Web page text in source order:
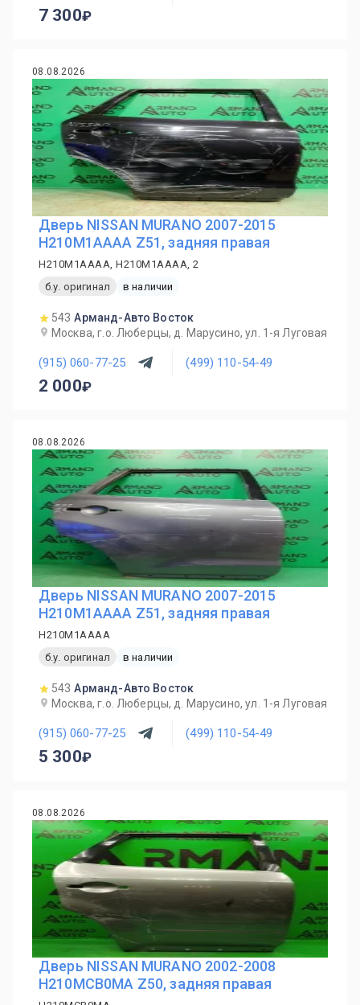
7 300
08.08.2026
Дверь NISSAN MURANO 2007-2015
H210M1AAAA Z51, задняя правая
H210M1AAAA, H210M1AAAA, 2
б.у. оригинал
в наличии
543 Арманд-Авто Восток
Москва, г.о. Люберцы, д. Марусино, ул. 1-я Луговая
(915) 060-77-25 (499) 110-54-49
2 000
08.08.2026
Дверь NISSAN MURANO 2007-2015
H210M1AAAA Z51, задняя правая
H210M1AAAA
б.у. оригинал
в наличии
543 Арманд-Авто Восток
Москва, г.о. Люберцы, д. Марусино, ул. 1-я Луговая
(915) 060-77-25 (499) 110-54-49
5 300
08.08.2026
Дверь NISSAN MURANO 2002-2008
H210MCB0MA Z50, задняя правая